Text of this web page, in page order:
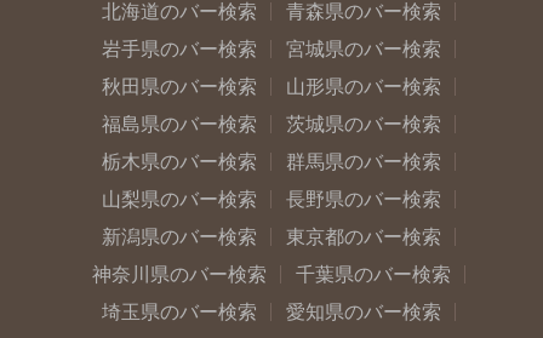
北海道のバー検索
青森県のバー検索
岩手県のバー検索
宮城県のバー検索
秋田県のバー検索
山形県のバー検索
福島県のバー検索
茨城県のバー検索
栃木県のバー検索
群馬県のバー検索
山梨県のバー検索
長野県のバー検索
新潟県のバー検索
東京都のバー検索
神奈川県のバー検索
千葉県のバー検索
埼玉県のバー検索
愛知県のバー検索